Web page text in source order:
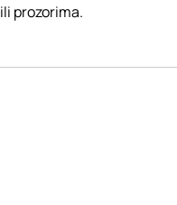
prozorima.